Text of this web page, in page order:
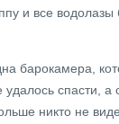
и все
барокамера,
спасти, а
никто не